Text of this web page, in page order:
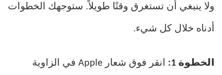
ولا ينبغي أن تستغرق وقتًا طويلاً. ستوجهك الخطوات
أدناه خلال كل شيء.
الخطوة 1: انقر فوق شعار Apple في الزاوية